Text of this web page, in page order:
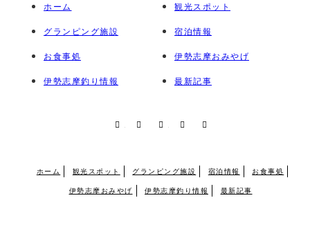
ホーム 観光スポット
グランピング施設 宿泊情報
お食事処 伊勢志摩おみやげ
伊勢志摩釣り情報 最新記事
Facebook
Instagram
Pinterest
RSS
ホーム 観光スポット グランピング施設 宿泊情報 お食事処
伊勢志摩おみやげ 伊勢志摩釣り情報 最新記事